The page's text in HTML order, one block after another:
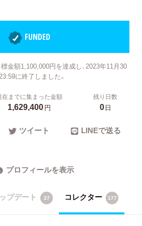
FUNDED
金額1,100,000円を達成し、2023年11月30
に終了しました。
在までに集まった金額
1,629,400円
残り日数
0日
ツイート LINEで送る
プロフィールを表示
プデート 27 コレクター 177